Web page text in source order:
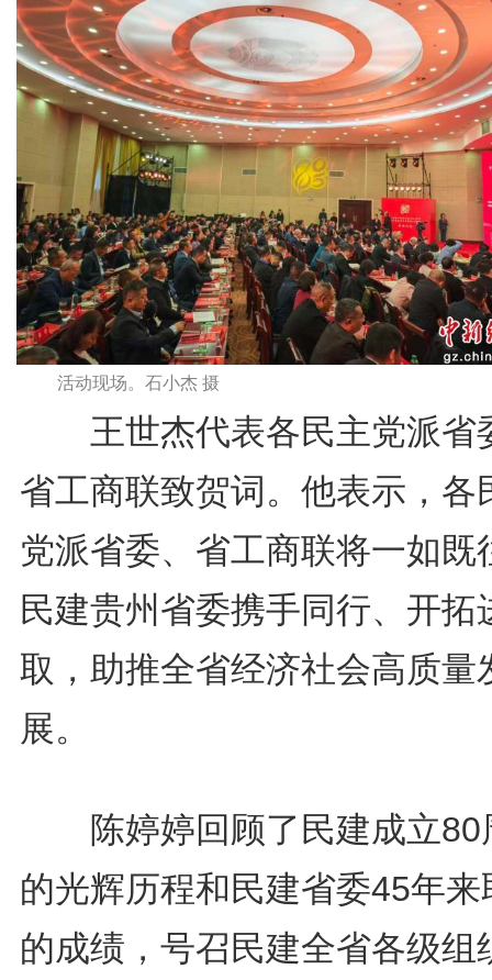
活动现场。石小杰 摄
王世杰代表各民主党派省
省工商联致贺词。他表示，各
党派省委、省工商联将一如既
民建贵州省委携手同行、开拓
取，助推全省经济社会高质量
展。
陈婷婷回顾了民建成立80
的光辉历程和民建省委45年来
的成绩，号召民建全省各级组